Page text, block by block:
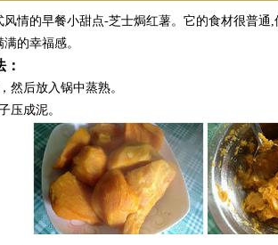
风情的早餐小甜点-芝士焗红薯。它的食材很普通
的幸福感。
然后放入锅中蒸熟。
压成泥。